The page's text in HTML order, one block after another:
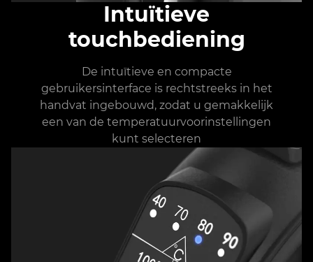
Intuïtieve
touchbediening
De intuïtieve en compacte
gebruikersinterface is rechtstreeks in het
handvat ingebouwd, zodat u gemakkelijk
een van de temperatuurvoorinstellingen
kunt selecteren